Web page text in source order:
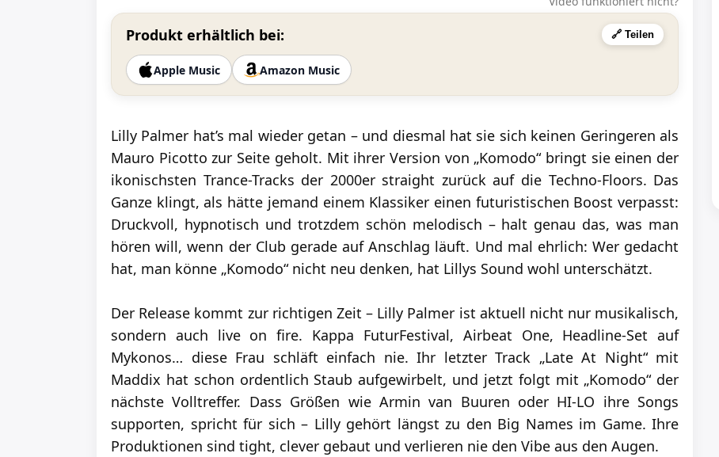
Produkt erhältlich bei: 🔗 Teilen
Apple Music Amazon Music
Lilly Palmer hat’s mal wieder getan – und diesmal hat sie sich keinen Geringeren als
Mauro Picotto zur Seite geholt. Mit ihrer Version von „Komodo“ bringt sie einen der
ikonischsten Trance-Tracks der 2000er straight zurück auf die Techno-Floors. Das
Ganze klingt, als hätte jemand einem Klassiker einen futuristischen Boost verpasst:
Druckvoll, hypnotisch und trotzdem schön melodisch – halt genau das, was man
hören will, wenn der Club gerade auf Anschlag läuft. Und mal ehrlich: Wer gedacht
hat, man könne „Komodo“ nicht neu denken, hat Lillys Sound wohl unterschätzt.
Der Release kommt zur richtigen Zeit – Lilly Palmer ist aktuell nicht nur musikalisch,
sondern auch live on fire. Kappa FuturFestival, Airbeat One, Headline-Set auf
Mykonos… diese Frau schläft einfach nie. Ihr letzter Track „Late At Night“ mit
Maddix hat schon ordentlich Staub aufgewirbelt, und jetzt folgt mit „Komodo“ der
nächste Volltreffer. Dass Größen wie Armin van Buuren oder HI-LO ihre Songs
supporten, spricht für sich – Lilly gehört längst zu den Big Names im Game. Ihre
Produktionen sind tight, clever gebaut und verlieren nie den Vibe aus den Augen.